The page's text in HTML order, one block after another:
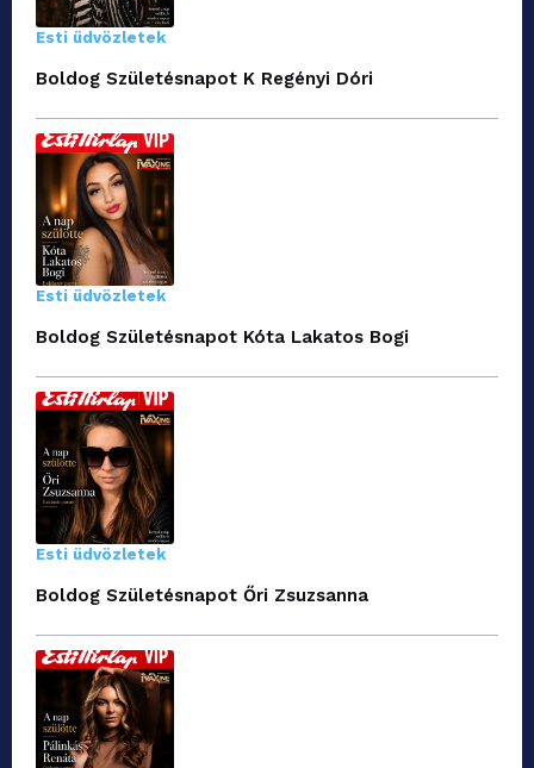
Esti üdvözletek
Boldog Születésnapot K Regényi Dóri
Esti üdvözletek
Boldog Születésnapot Kóta Lakatos Bogi
Esti üdvözletek
Boldog Születésnapot Őri Zsuzsanna